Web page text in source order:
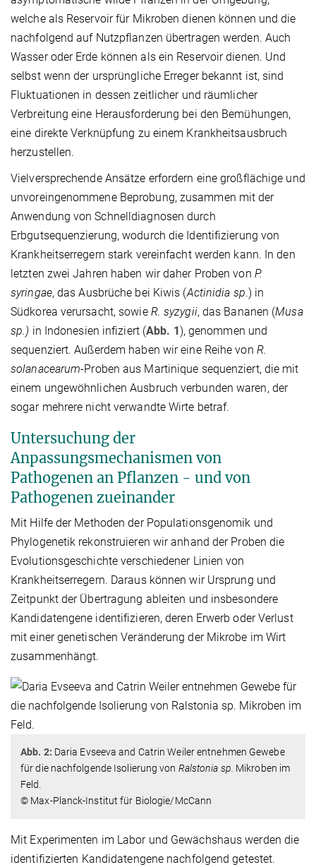
welche als Reservoir für Mikroben dienen können und die
nachfolgend auf Nutzpflanzen übertragen werden. Auch
Wasser oder Erde können als ein Reservoir dienen. Und
selbst wenn der ursprüngliche Erreger bekannt ist, sind
Fluktuationen in dessen zeitlicher und räumlicher
Verbreitung eine Herausforderung bei den Bemühungen,
eine direkte Verknüpfung zu einem Krankheitsausbruch
herzustellen.
Vielversprechende Ansätze erfordern eine großflächige und
unvoreingenommene Beprobung, zusammen mit der
Anwendung von Schnelldiagnosen durch
Erbgutsequenzierung, wodurch die Identifizierung von
Krankheitserregern stark vereinfacht werden kann. In den
letzten zwei Jahren haben wir daher Proben von P.
syringae, das Ausbrüche bei Kiwis (Actinidia sp.) in
Südkorea verursacht, sowie R. syzygii, das Bananen (Musa
sp.) in Indonesien infiziert (Abb. 1 ), genommen und
sequenziert. Außerdem haben wir eine Reihe von R.
solanacearum-Proben aus Martinique sequenziert, die mit
einem ungewöhnlichen Ausbruch verbunden waren, der
sogar mehrere nicht verwandte Wirte betraf.
Untersuchung der
Anpassungsmechanismen von
Pathogenen an Pflanzen - und von
Pathogenen zueinander
Mit Hilfe der Methoden der Populationsgenomik und
Phylogenetik rekonstruieren wir anhand der Proben die
Evolutionsgeschichte verschiedener Linien von
Krankheitserregern. Daraus können wir Ursprung und
Zeitpunkt der Übertragung ableiten und insbesondere
Kandidatengene identifizieren, deren Erwerb oder Verlust
mit einer genetischen Veränderung der Mikrobe im Wirt
zusammenhängt.
Abb. 2: Daria Evseeva and Catrin Weiler entnehmen Gewebe
für die nachfolgende Isolierung von Ralstonia sp. Mikroben im
Feld.
© Max-Planck-Institut für Biologie/McCann
Mit Experimenten im Labor und Gewächshaus werden die
identifizierten Kandidatengene nachfolgend getestet.